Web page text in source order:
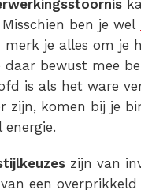
ben je wel
merk je alles om je
daar bewust mee
is als het ware
zijn, komen bij je
energie.
zijn van
een overprikkeld